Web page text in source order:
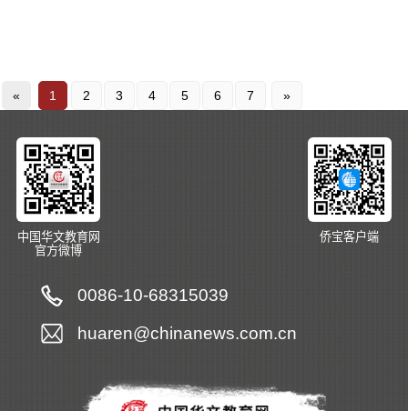
« 1 2 3 4 5 6 7 »
中国华文教育网
官方微博
侨宝客户端
0086-10-68315039
huaren@chinanews.com.cn